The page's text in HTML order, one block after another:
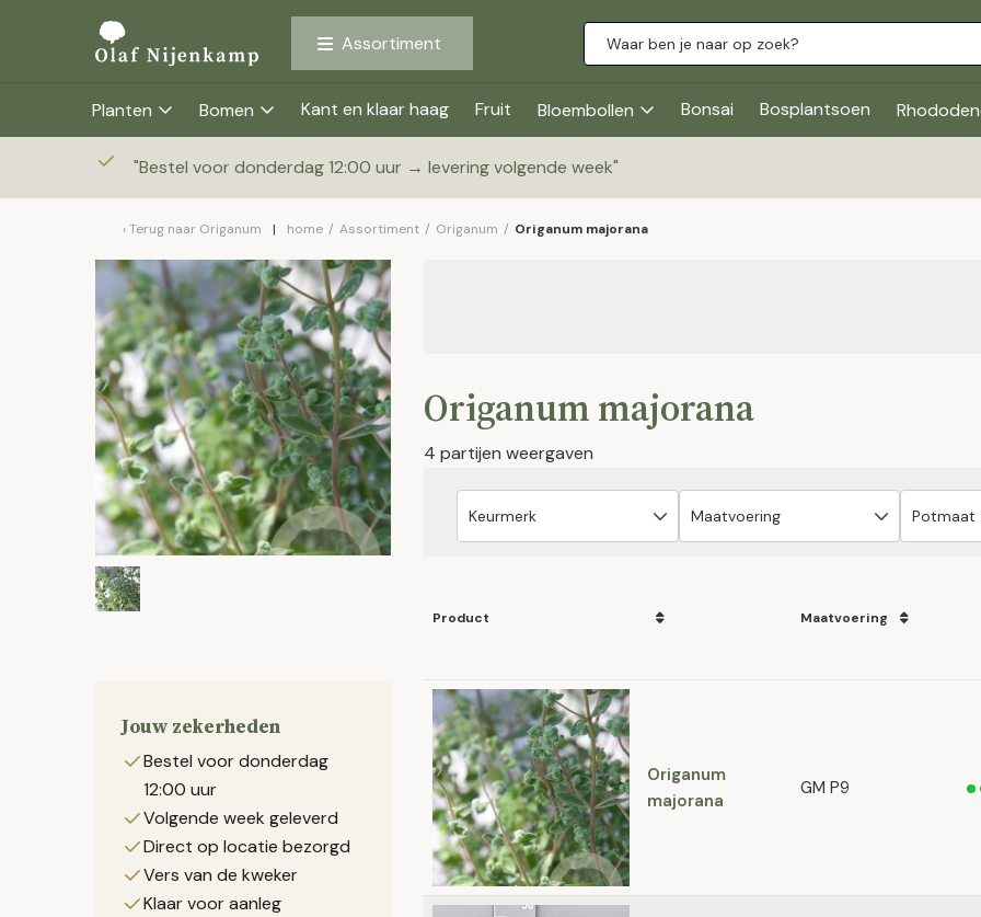
Assortiment
Planten Bomen Kant en klaar haag Fruit Bloembollen Bonsai Bosplantsoen
"Bestel voor donderdag 12:00 uur → levering volgende week"
Terug naar Origanum home / Assortiment / Origanum / Origanum majorana
Jouw zekerheden
Bestel voor donderdag
12:00 uur
Volgende week geleverd
Direct op locatie bezorgd
Vers van de kweker
Klaar voor aanleg
Origanum majorana
4 partijen weergaven
Product Maatvoering
Origanum
majorana
GM P9